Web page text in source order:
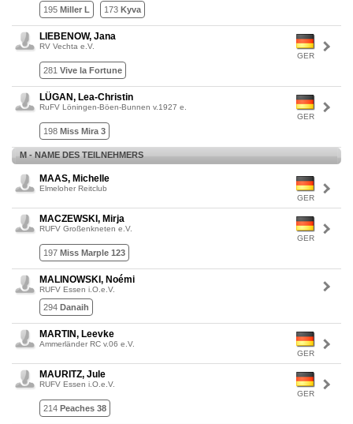
195 Miller L 173 Kyva
GER
LIEBENOW, Jana
RV Vechta e.V.
281 Vive la Fortune
GER
LÜGAN, Lea-Christin
RuFV Löningen-Böen-Bunnen v.1927 e.
198 Miss Mira 3
M - NAME DES TEILNEHMERS
GER
MAAS, Michelle
Elmeloher Reitclub
GER
MACZEWSKI, Mirja
RUFV Großenkneten e.V.
197 Miss Marple 123
MALINOWSKI, Noémi
RUFV Essen i.O.e.V.
294 Danaih
GER
MARTIN, Leevke
Ammerländer RC v.06 e.V.
GER
MAURITZ, Jule
RUFV Essen i.O.e.V.
214 Peaches 38